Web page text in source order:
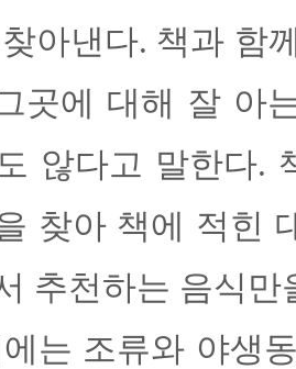
아낸다. 책과 함
곳에 대해 잘 아
않다고 말한다.
찾아 책에 적힌
추천하는 음식
는 조류와 야생